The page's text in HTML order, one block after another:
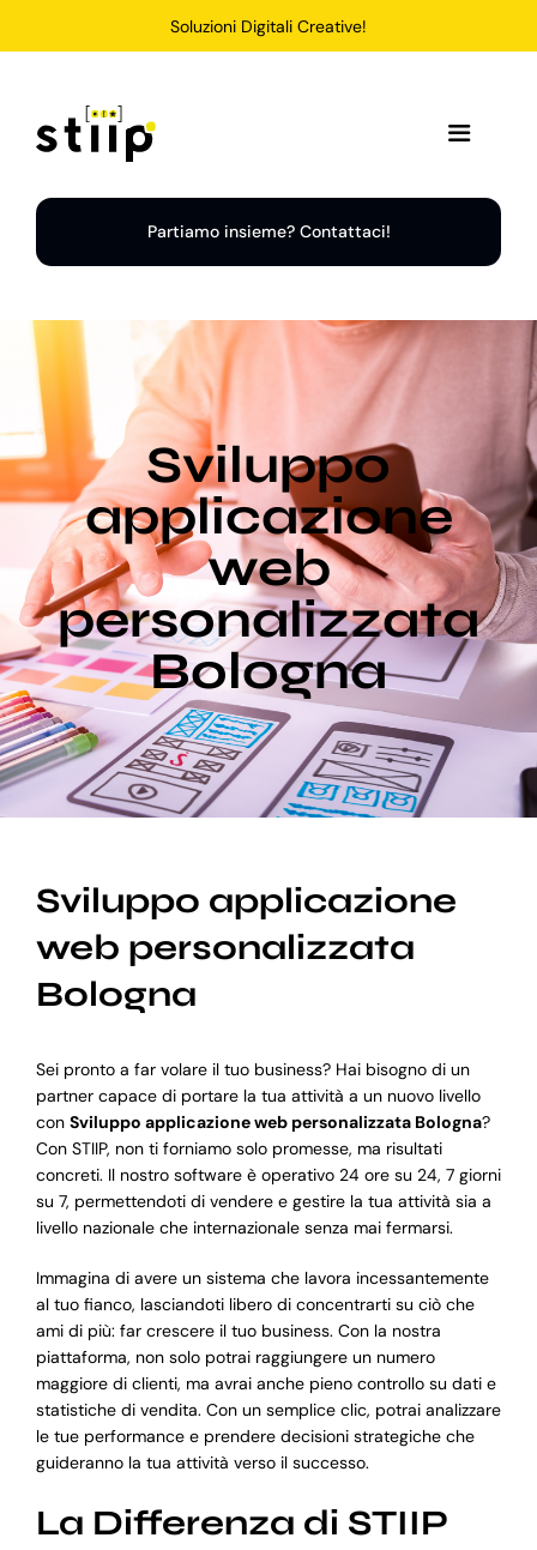
Soluzioni Digitali Creative!
Toggle
Home
Soluzioni
Chi Siamo
Portfolio
Blog
Supporto
Partiamo insieme? Contattaci!
Sviluppo
applicazione
web
personalizzata
Bologna
Sviluppo applicazione
web personalizzata
Bologna
Sei pronto a far volare il tuo business? Hai bisogno di un
partner capace di portare la tua attività a un nuovo livello
con Sviluppo applicazione web personalizzata Bologna?
Con STIIP, non ti forniamo solo promesse, ma risultati
concreti. Il nostro software è operativo 24 ore su 24, 7 giorni
su 7, permettendoti di vendere e gestire la tua attività sia a
livello nazionale che internazionale senza mai fermarsi.
Immagina di avere un sistema che lavora incessantemente
al tuo fianco, lasciandoti libero di concentrarti su ciò che
ami di più: far crescere il tuo business. Con la nostra
piattaforma, non solo potrai raggiungere un numero
maggiore di clienti, ma avrai anche pieno controllo su dati e
statistiche di vendita. Con un semplice clic, potrai analizzare
le tue performance e prendere decisioni strategiche che
guideranno la tua attività verso il successo.
La Differenza di STIIP